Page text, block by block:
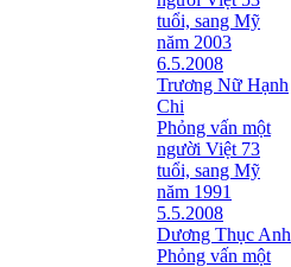
tuổi, sang Mỹ
năm 2003
6.5.2008
Trương Nữ Hạnh
Chi
Phỏng vấn một
người Việt 73
tuổi, sang Mỹ
năm 1991
5.5.2008
Dương Thục Anh
Phỏng vấn một